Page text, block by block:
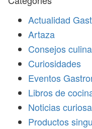
Actualidad
Artaza
Consejos
Curiosidades
Eventos
Libros de
Noticias
Productos